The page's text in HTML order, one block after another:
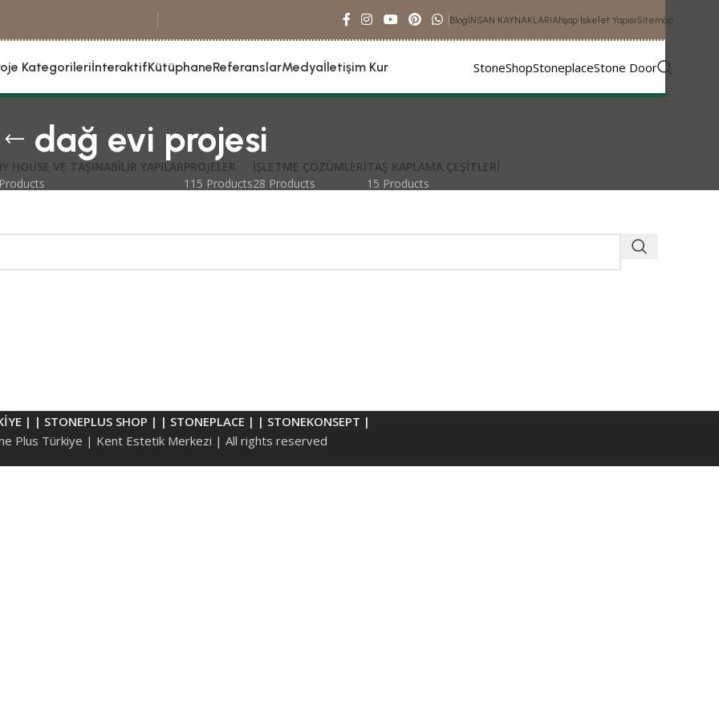
BlogİNSAN KAYNAKLARIAhşap İskelet YapısıSitemap
KategorileriİnteraktifKütüphaneReferanslarMedyaİletişim Kur StoneShopStoneplaceStone Door
dağ evi projesi
HOUSE VE TAŞINABILIR YAPILARPROJELER
115 Products
İŞLETME ÇÖZÜMLERI
28 Products
TAŞ KAPLAMA ÇEŞITLERI
15 Products
| | STONEPLUS SHOP | | STONEPLACE | | STONEKONSEPT |
Plus Türkiye | Kent Estetik Merkezi | All rights reserved